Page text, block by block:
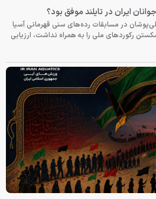
ایران در تایلند موفق بود؟
در مسابقات رده‌های سنی قهرمانی آسیا
شکستن رکوردهای ملی را به همراه نداشت، ارزیابی